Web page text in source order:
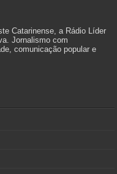
Catarinense, a Rádio Líder
Jornalismo com
comunicação popular e